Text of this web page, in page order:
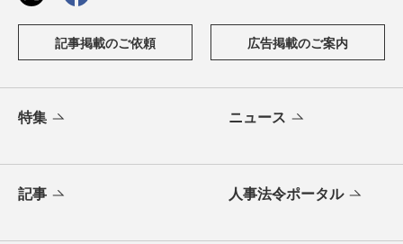
記事掲載のご依頼 広告掲載のご案内
特集 ニュース
記事 人事法令ポータル